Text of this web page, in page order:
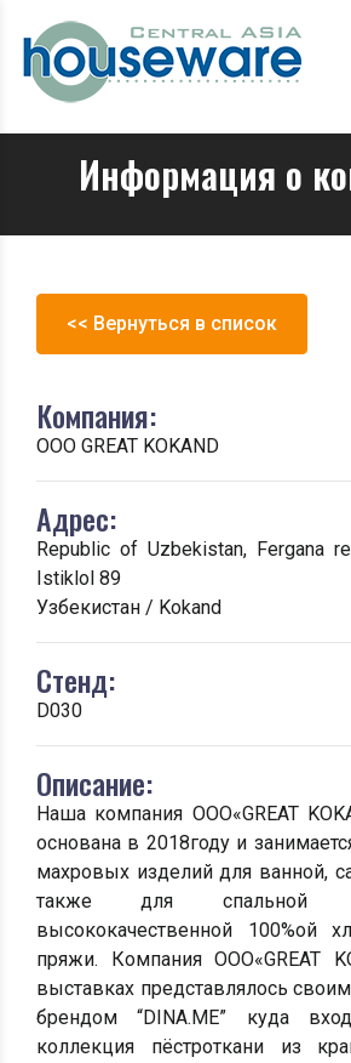
Информация о
<< Вернуться в список
Компания:
ООО GREAT KOKAND
Адрес:
Republic of Uzbekistan, Fergana
Istiklol 89
Узбекистан / Kokand
Стенд:
D030
Описание:
Наша компания ООО«GREAT
основана в 2018году и
махровых изделий для ванной,
также для спальной
высококачественной 100%ой
пряжи. Компания ООО«GREAT
выставках представлялось
брендом “DINA.ME” куда
коллекция пёстроткани из